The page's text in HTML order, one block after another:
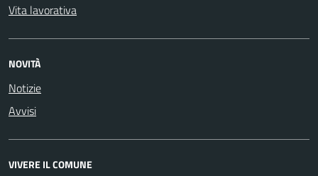
Vita lavorativa
NOVITÀ
Notizie
Avvisi
VIVERE IL COMUNE